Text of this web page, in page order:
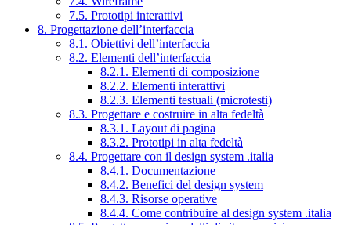
7.5. Prototipi interattivi
8. Progettazione dell’interfaccia
8.1. Obiettivi dell’interfaccia
8.2. Elementi dell’interfaccia
8.2.1. Elementi di composizione
8.2.2. Elementi interattivi
8.2.3. Elementi testuali (microtesti)
8.3. Progettare e costruire in alta fedeltà
8.3.1. Layout di pagina
8.3.2. Prototipi in alta fedeltà
8.4. Progettare con il design system .italia
8.4.1. Documentazione
8.4.2. Benefici del design system
8.4.3. Risorse operative
8.4.4. Come contribuire al design system .italia